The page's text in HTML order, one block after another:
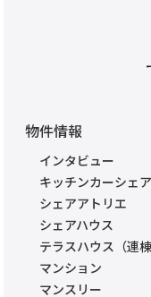
物件情報
インタビュー
キッチンカーシェア
シェアアトリエ
シェアハウス
テラスハウス（連棟
マンション
マンスリー